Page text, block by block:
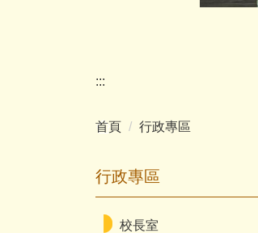
:::
首頁 行政專區
行政專區
校長室